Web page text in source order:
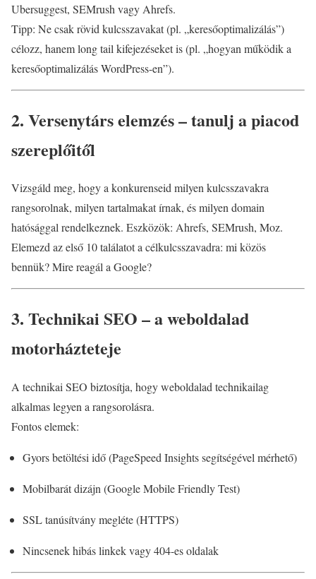
Ubersuggest, SEMrush vagy Ahrefs.
Tipp: Ne csak rövid kulcsszavakat (pl. „keresőoptimalizálás”)
célozz, hanem long tail kifejezéseket is (pl. „hogyan működik a
keresőoptimalizálás WordPress-en”).
2. Versenytárs elemzés – tanulj a piacod
szereplőitől
Vizsgáld meg, hogy a konkurenseid milyen kulcsszavakra
rangsorolnak, milyen tartalmakat írnak, és milyen domain
hatósággal rendelkeznek. Eszközök: Ahrefs, SEMrush, Moz.
Elemezd az első 10 találatot a célkulcsszavadra: mi közös
bennük? Mire reagál a Google?
3. Technikai SEO – a weboldalad
motorházteteje
A technikai SEO biztosítja, hogy weboldalad technikailag
alkalmas legyen a rangsorolásra.
Fontos elemek:
Gyors betöltési idő (PageSpeed Insights segítségével mérhető)
Mobilbarát dizájn (Google Mobile Friendly Test)
SSL tanúsítvány megléte (HTTPS)
Nincsenek hibás linkek vagy 404-es oldalak